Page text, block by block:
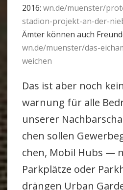
2016: wn.de/muenster/
stadion-projekt-an-der-
Ämter können auch
wn.de/muenster/das-
weichen
Das ist aber noch
war­nung für alle
unserer
chen sollen
chen, Mobil Hubs —
Park­plätze oder
drängen Urban